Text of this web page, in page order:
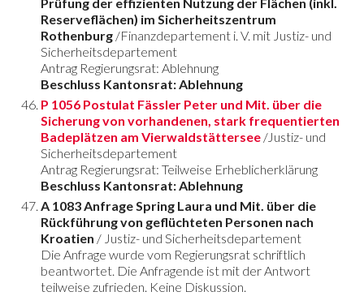
Prüfung der effizienten Nutzung der Flächen (inkl.
Reserveflächen) im Sicherheitszentrum
Rothenburg /Finanzdepartement i. V. mit Justiz- und
Sicherheitsdepartement
Antrag Regierungsrat: Ablehnung
Beschluss Kantonsrat: Ablehnung
P 1056 Postulat Fässler Peter und Mit. über die
Sicherung von vorhandenen, stark frequentierten
Badeplätzen am Vierwaldstättersee /Justiz- und
Sicherheitsdepartement
Antrag Regierungsrat: Teilweise Erheblicherklärung
Beschluss Kantonsrat: Ablehnung
A 1083 Anfrage Spring Laura und Mit. über die
Rückführung von geflüchteten Personen nach
Kroatien / Justiz- und Sicherheitsdepartement
Die Anfrage wurde vom Regierungsrat schriftlich
beantwortet. Die Anfragende ist mit der Antwort
teilweise zufrieden. Keine Diskussion.